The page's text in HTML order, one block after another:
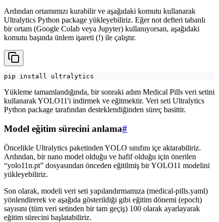
Ardından ortamımızı kurabilir ve aşağıdaki komutu kullanarak
Ultralytics Python package yükleyebiliriz. Eğer not defteri tabanlı
bir ortam (Google Colab veya Jupyter) kullanıyorsan, aşağıdaki
komutu başında ünlem işareti (!) ile çalıştır.
pip install ultralytics
Yükleme tamamlandığında, bir sonraki adım Medical Pills veri setini
kullanarak YOLO11'i indirmek ve eğitmektir. Veri seti Ultralytics
Python package tarafından desteklendiğinden süreç basittir.
Model eğitim sürecini anlama#
Öncelikle Ultralytics paketinden YOLO sınıfını içe aktarabiliriz.
Ardından, bir nano model olduğu ve hafif olduğu için önerilen
“yolo11n.pt” dosyasından önceden eğitilmiş bir YOLO11 modelini
yükleyebiliriz.
Son olarak, modeli veri seti yapılandırmamıza (medical-pills.yaml)
yönlendirerek ve aşağıda gösterildiği gibi eğitim dönemi (epoch)
sayısını (tüm veri setinden bir tam geçiş) 100 olarak ayarlayarak
eğitim sürecini başlatabiliriz.